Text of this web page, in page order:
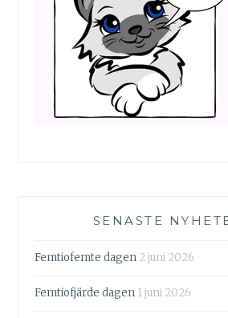
SENASTE
Femtiofemte dagen 2 juni 2026
Femtiofjärde dagen 1 juni 2026